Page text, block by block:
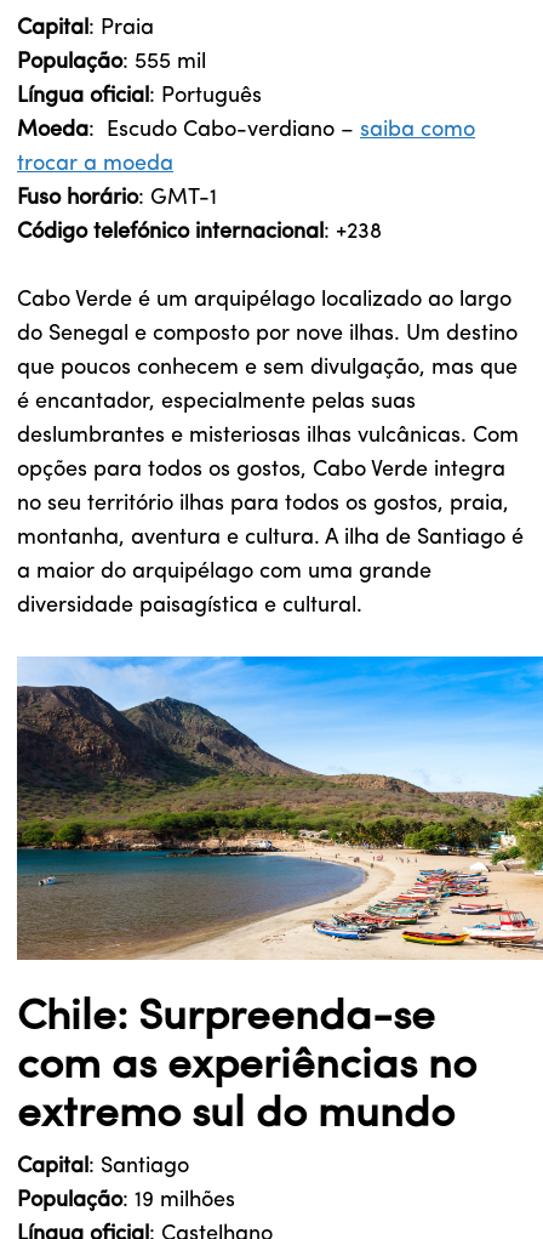
Capital : Praia
População: 555 mil
Língua oficial : Português
Moeda: Escudo Cabo-verdiano – saiba como
trocar a moeda
Fuso horário: GMT-1
Código telefónico internacional : +238
Cabo Verde é um arquipélago localizado ao largo
do Senegal e composto por nove ilhas. Um destino
que poucos conhecem e sem divulgação, mas que
é encantador, especialmente pelas suas
deslumbrantes e misteriosas ilhas vulcânicas. Com
opções para todos os gostos, Cabo Verde integra
no seu território ilhas para todos os gostos, praia,
montanha, aventura e cultura. A ilha de Santiago é
a maior do arquipélago com uma grande
diversidade paisagística e cultural.
Chile: Surpreenda-se
com as experiências no
extremo sul do mundo
Capital : Santiago
População: 19 milhões
Língua oficial : Castelhano